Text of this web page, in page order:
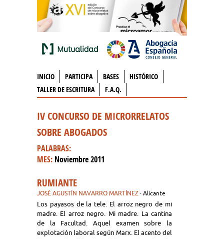
INICIO PARTICIPA BASES
HISTÓRICO
TALLER DE ESCRITURA
F.A.Q.
IV CONCURSO DE MICRORRELATOS
SOBRE ABOGADOS
PALABRAS:
MES: Noviembre 2011
RUMIANTE
JOSÉ AGUSTÍN NAVARRO MARTÍNEZ · Alicante
Los payasos de la tele. El arroz negro de mi
madre. El arroz negro. Mi madre. La cantina
de la Facultad. Aquel examen sobre la
explotación laboral según Marx. El acento del